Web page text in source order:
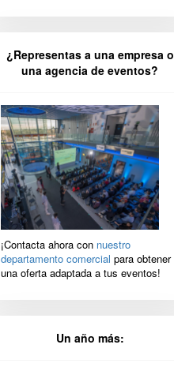
¿Representas a una empresa o
una agencia de eventos?
¡Contacta ahora con nuestro
departamento comercial para obtener
una oferta adaptada a tus eventos!
Un año más: